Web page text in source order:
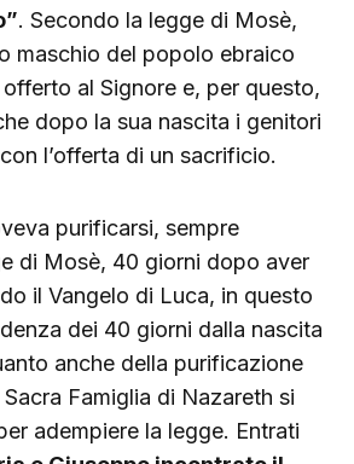
. Secondo la legge di Mosè,
maschio del popolo ebraico
al Signore e, per questo,
dopo la sua nascita i genitori
l’offerta di un sacrificio.
purificarsi, sempre
di Mosè, 40 giorni dopo aver
il Vangelo di Luca, in questo
dei 40 giorni dalla nascita
anche della purificazione
Famiglia di Nazareth si
adempiere la legge. Entrati